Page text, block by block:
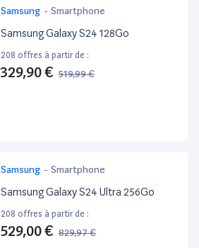
Samsung - Smartphone
Samsung Galaxy S24 128Go
208 offres à partir de :
329,90 € 519,99 €
Samsung - Smartphone
Samsung Galaxy S24 Ultra 256Go
208 offres à partir de :
529,00 € 829,97 €